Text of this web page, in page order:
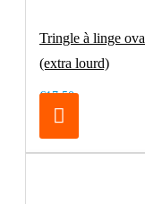
Tringle à linge
(extra lourd)
€17.50